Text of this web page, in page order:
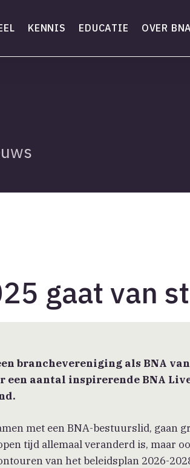
KENNIS EDUCATIE OVER BNA
gaat van
branchevereniging als BNA
een aantal inspirerende BNA
met een BNA-bestuurslid, gaan
tijd allemaal veranderd is, maar
van het beleidsplan 2026-